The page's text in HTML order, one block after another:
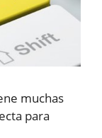
muchas
para